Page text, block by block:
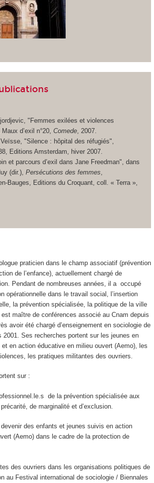
"Femmes exilées et violences
d’exil n°20,Comede , 2007.
"Silence : hôpital des réfugiés",
Editions Amsterdam, hiver 2007.
et parcours d’exil dans Jane Freedman", dans
(dir.),Persécutions des femmes
Bauges, Editions du Croquant, coll. « Terra »,
praticien dans le champ associatif (prévention
de l’enfance), actuellement chargé de
Pendant de nombreuses années, il a occupé
opérationnelle dans le travail social, l’insertion
la prévention spécialisée, la politique de la ville
maître de conférences associé au Cnam depuis
avoir été chargé d’enseignement en sociologie de
2001. Ses recherches portent sur les jeunes en
en action éducative en milieu ouvert (Aemo), les
les pratiques militantes des ouvriers.
sur :
de la prévention spécialisée aux
de marginalité et d’exclusion.
des enfants et jeunes suivis en action
(Aemo) dans le cadre de la protection de
des ouvriers dans les organisations politiques de
au Festival international de sociologie / Biennales